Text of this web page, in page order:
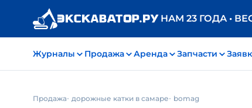
НАМ 23 ГОДА •
Журналы Продажа Аренда Запчасти
Продажа дорожные катки в самаре bomag